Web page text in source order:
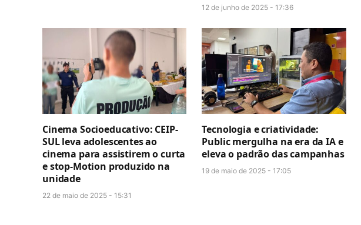
12 de junho de 2025 - 17:36
Cinema Socioeducativo: CEIP-
SUL leva adolescentes ao
cinema para assistirem o curta
e stop-Motion produzido na
unidade
22 de maio de 2025 - 15:31
Tecnologia e criatividade:
Public mergulha na era da IA e
eleva o padrão das campanhas
19 de maio de 2025 - 17:05